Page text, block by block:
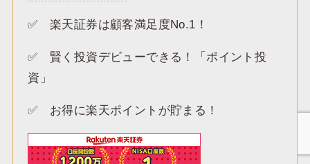
✅️ 楽天証券は顧客満足度No.1！
✅️ 賢く投資デビューできる！「ポイント投
資」
✅️ お得に楽天ポイントが貯まる！